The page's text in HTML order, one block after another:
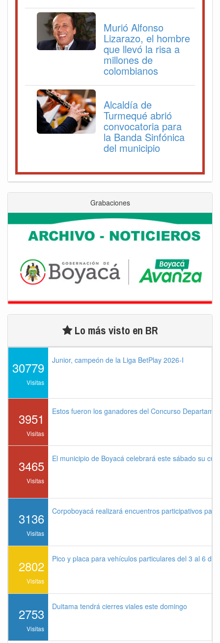
Murió Alfonso
Lizarazo, el hombre
que llevó la risa a
millones de
colombianos
Alcaldía de
Turmequé abrió
convocatoria para
la Banda Sinfónica
del municipio
Grabaciones
Lo más visto en BR
30779
Visitas
Junior, campeón de la Liga BetPlay 2026-I
3951
Visitas
Estos fueron los ganadores del Concurso
3465
Visitas
El municipio de Boyacá celebrará este sábado su
3136
Visitas
Corpoboyacá realizará encuentros participativos
2802
Visitas
Pico y placa para vehículos particulares del 3 al 6 de
2753
Visitas
Duitama tendrá cierres viales este domingo